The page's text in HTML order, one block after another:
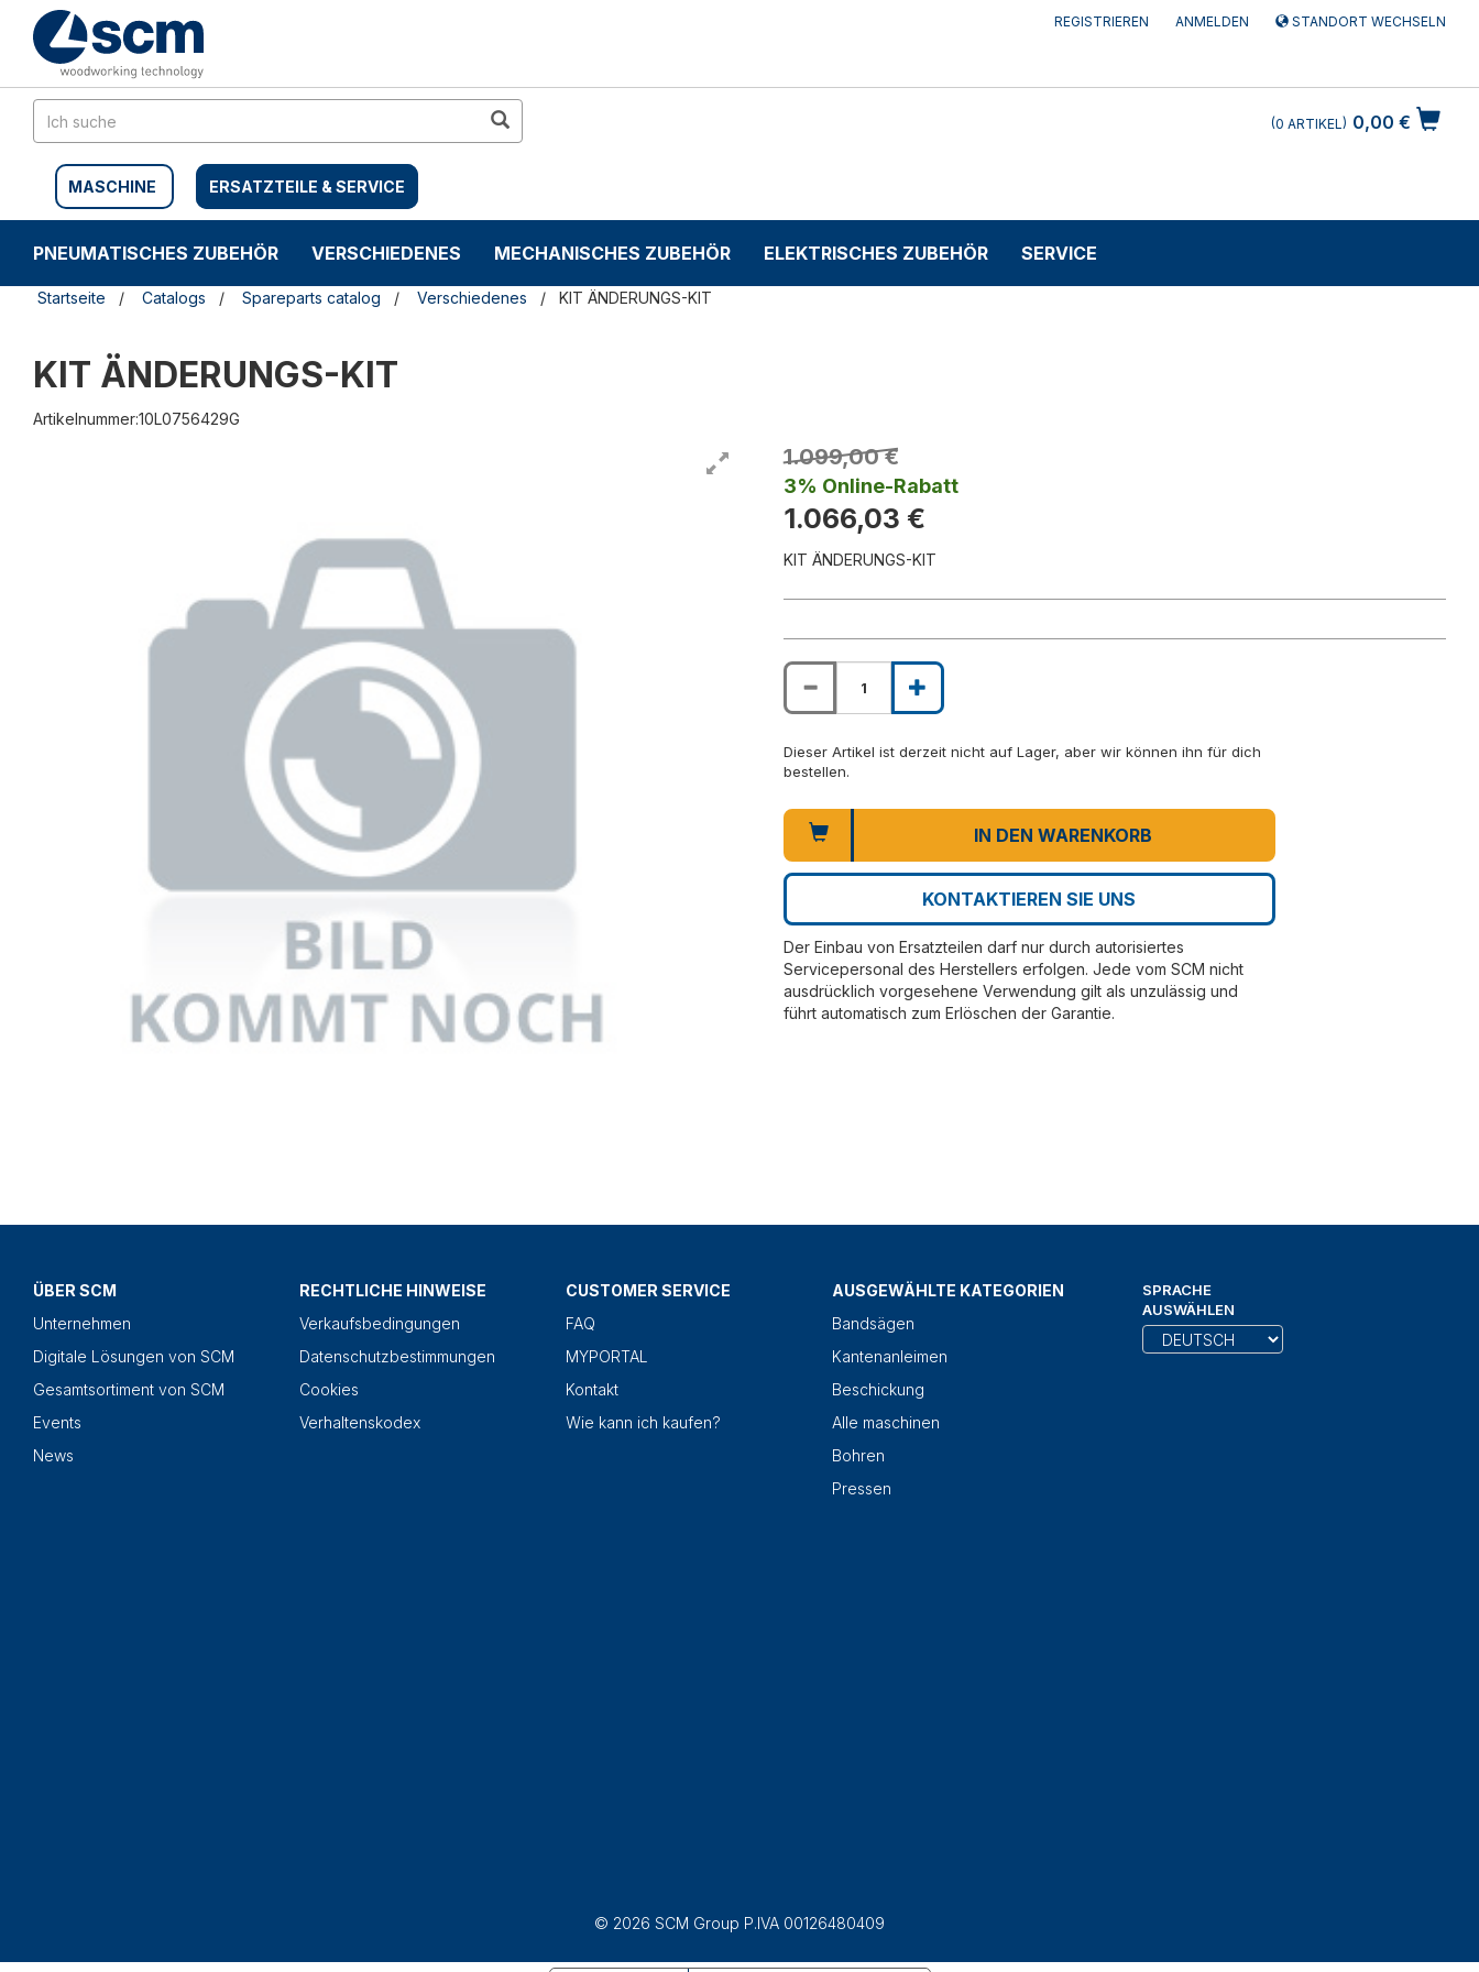
Inhalt
springen
Navigationsmen�
springen
REGISTRIEREN ANMELDEN STANDORT WECHSELN
MASCHINE ERSATZTEILE & SERVICE
0,00 €
0 ARTIKEL
PNEUMATISCHES ZUBEHÖR VERSCHIEDENES MECHANISCHES ZUBEHÖR ELEKTRISCHES ZUBEHÖR SERVICE
Startseite Catalogs Spareparts catalog Verschiedenes KIT ÄNDERUNGS-KIT
KIT ÄNDERUNGS-KIT
Artikelnummer:10L0756429G
1.099,00 €
3% Online-Rabatt
1.066,03 €
KIT ÄNDERUNGS-KIT
Dieser Artikel ist derzeit nicht auf Lager, aber wir können ihn für dich
bestellen.
IN DEN WARENKORB
KONTAKTIEREN SIE UNS
Der Einbau von Ersatzteilen darf nur durch autorisiertes
Servicepersonal des Herstellers erfolgen. Jede vom SCM nicht
ausdrücklich vorgesehene Verwendung gilt als unzulässig und
führt automatisch zum Erlöschen der Garantie.
ÜBER SCM
Unternehmen
Digitale Lösungen von SCM
Gesamtsortiment von SCM
Events
News
RECHTLICHE HINWEISE
Verkaufsbedingungen
Datenschutzbestimmungen
Cookies
Verhaltenskodex
CUSTOMER SERVICE
FAQ
MYPORTAL
Kontakt
Wie kann ich kaufen?
AUSGEWÄHLTE KATEGORIEN
Bandsägen
Kantenanleimen
Beschickung
Alle maschinen
Bohren
Pressen
SPRACHE
AUSWÄHLEN
© 2026 SCM Group P.IVA 00126480409